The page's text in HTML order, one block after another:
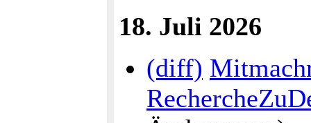
18. Juli 2026
(diff)